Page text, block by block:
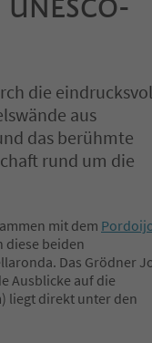
die
aus
das berühmte
rund um die
mit dem
diese beiden
Das Grödner
Ausblicke auf die
liegt direkt unter den